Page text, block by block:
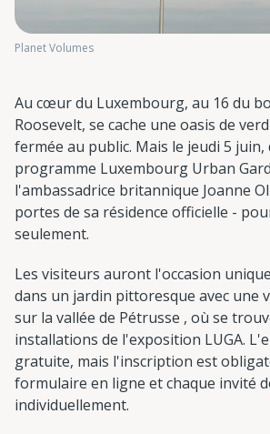
Planet Volumes
Au cœur du Luxembourg, au 16 du
Roosevelt, se cache une oasis de
fermée au public. Mais le jeudi 5 juin,
programme Luxembourg Urban
l'ambassadrice britannique Joanne
portes de sa résidence officielle -
seulement.
Les visiteurs auront l'occasion
dans un jardin pittoresque avec une
sur la vallée de Pétrusse , où se
installations de l'exposition LUGA.
gratuite, mais l'inscription est
formulaire en ligne et chaque invité
individuellement.